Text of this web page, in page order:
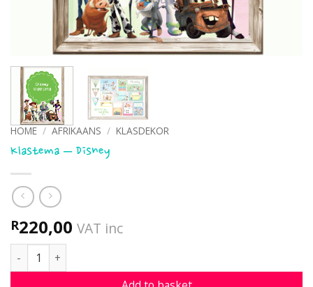
HOME / AFRIKAANS / KLASDEKOR
Klastema – Disney
R220,00 VAT inc
Klastema - Disney quantity